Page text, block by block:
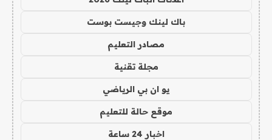
باك لينك وجيست بوست
مصادر التعليم
مجلة تقنية
يو ان بي الرياضي
موقع حالة للتعليم
اخبار 24 ساعة